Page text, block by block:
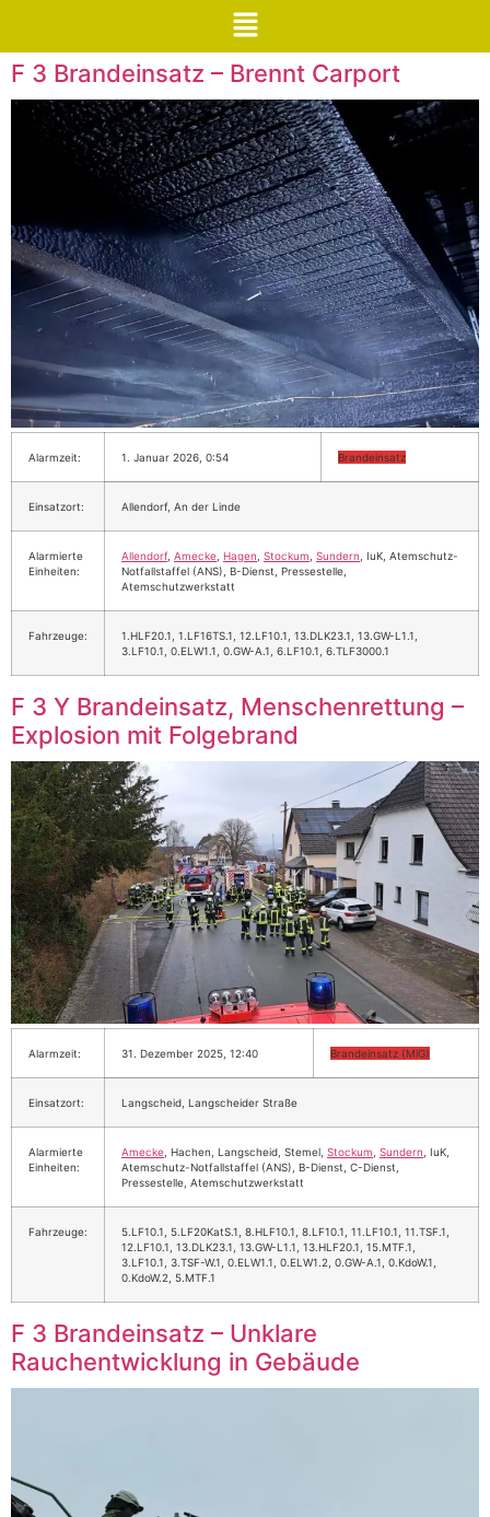
F 3 Brandeinsatz – Brennt Carport
Alarmzeit: 1. Januar 2026, 0:54 Brandeinsatz
Einsatzort: Allendorf, An der Linde
Alarmierte
Einheiten:
Allendorf, Amecke Hagen Stockum Sundern , IuK, Atemschutz-
Notfallstaffel (ANS), B-Dienst, Pressestelle,
Atemschutzwerkstatt
Fahrzeuge:
1.HLF20.1, 1.LF16TS.1, 12.LF10.1, 13.DLK23.1, 13.GW-L1.1,
3.LF10.1, 0.ELW1.1, 0.GW-A.1, 6.LF10.1, 6.TLF3000.1
F 3 Y Brandeinsatz, Menschenrettung –
Explosion mit Folgebrand
Alarmzeit: 31. Dezember 2025, 12:40 Brandeinsatz (MiG)
Einsatzort: Langscheid, Langscheider Straße
Alarmierte
Einheiten:
Amecke , Hachen, Langscheid, Stemel, Stockum Sundern , IuK,
Atemschutz-Notfallstaffel (ANS), B-Dienst, C-Dienst,
Pressestelle, Atemschutzwerkstatt
Fahrzeuge:
5.LF10.1, 5.LF20KatS.1, 8.HLF10.1, 8.LF10.1, 11.LF10.1, 11.TSF.1,
12.LF10.1, 13.DLK23.1, 13.GW-L1.1, 13.HLF20.1, 15.MTF.1,
3.LF10.1, 3.TSF-W.1, 0.ELW1.1, 0.ELW1.2, 0.GW-A.1, 0.KdoW.1,
0.KdoW.2, 5.MTF.1
F 3 Brandeinsatz – Unklare
Rauchentwicklung in Gebäude